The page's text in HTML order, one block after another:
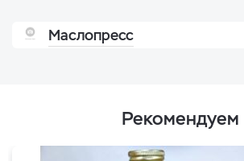
Маслопресс
Рекомендуем